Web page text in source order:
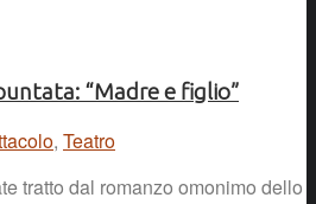
“Madre e figlio”
, Teatro
tratto dal romanzo omonimo dello